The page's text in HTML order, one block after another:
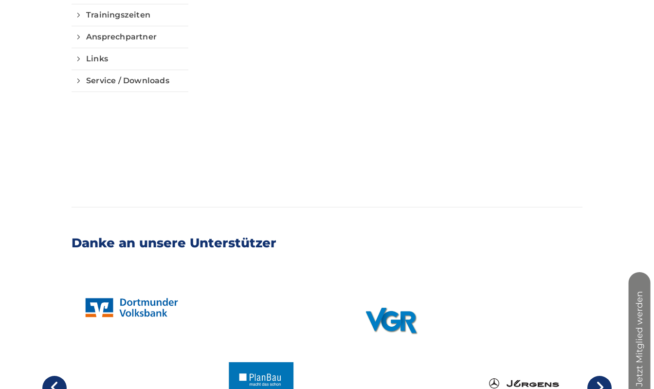
Trainingszeiten
Ansprechpartner
Links
Service / Downloads
Danke an unsere Unterstützer
Jetzt Mitglied werden